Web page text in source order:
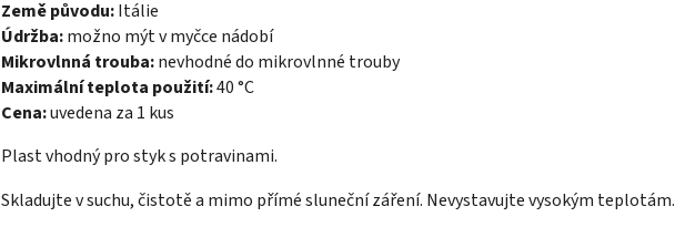
Země původu:Itálie
Údržba:možno mýt v myčce nádobí
Mikrovlnná trouba:nevhodné do mikrovlnné trouby
Maximální teplota použití:40 °C
Cena:uvedena za 1 kus
Plast vhodný pro styk s potravinami.
Skladujte v suchu, čistotě a mimo přímé sluneční záření. Nevystavujte vysokým teplotám.